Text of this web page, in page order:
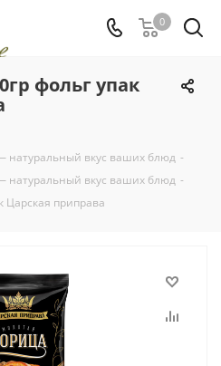
0
фольг упак
натуральный вкус ваших блюд -
натуральный вкус ваших блюд -
Царская приправа